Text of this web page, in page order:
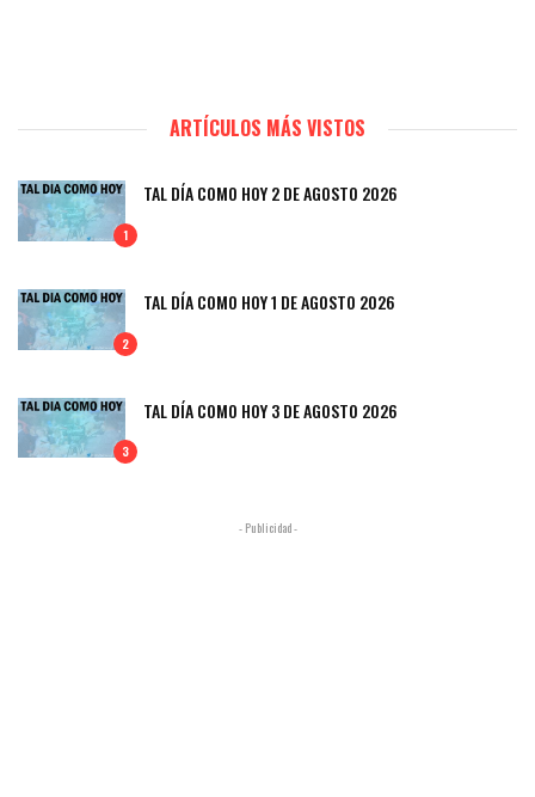
ARTÍCULOS MÁS VISTOS
1
TAL DÍA COMO HOY 2 DE AGOSTO 2026
2
TAL DÍA COMO HOY 1 DE AGOSTO 2026
3
TAL DÍA COMO HOY 3 DE AGOSTO 2026
- Publicidad -